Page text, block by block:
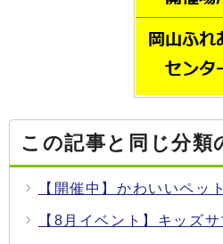
この記事と同じ分類
【開催中】かわいいペッ
【8月イベント】キッズ